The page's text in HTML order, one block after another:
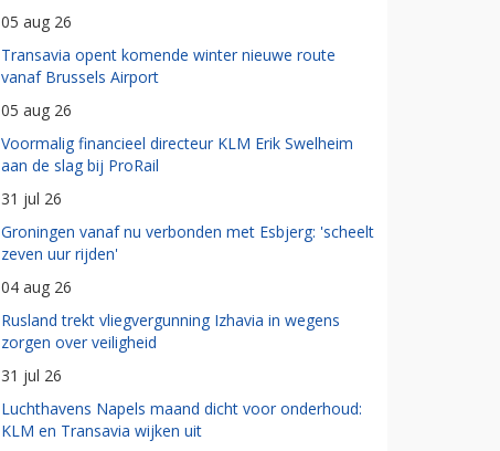
05 aug 26
Transavia opent komende winter nieuwe route
vanaf Brussels Airport
05 aug 26
Voormalig financieel directeur KLM Erik Swelheim
aan de slag bij ProRail
31 jul 26
Groningen vanaf nu verbonden met Esbjerg: 'scheelt
zeven uur rijden'
04 aug 26
Rusland trekt vliegvergunning Izhavia in wegens
zorgen over veiligheid
31 jul 26
Luchthavens Napels maand dicht voor onderhoud:
KLM en Transavia wijken uit